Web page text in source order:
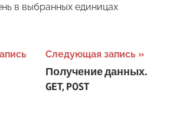
в выбранных единицах
Следующая запись
Получение данных.
GET, POST